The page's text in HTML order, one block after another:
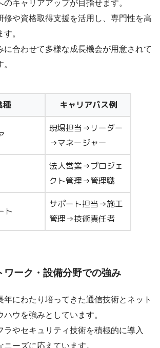
のキャリアアップが目指せます。
修や資格取得支援を活用し、専門性を高
。
に合わせて多様な成長機会が用意されて
種 キャリアパス例
現場担当→リーダー
→マネージャー
法人営業→プロジェ
クト管理→管理職
ト
サポート担当→施工
管理→技術責任者
ワーク・設備分野での強み
年にわたり培ってきた通信技術とネット
ハウを強みとしています。
ラやセキュリティ技術を積極的に導入
ニーズに応えています。